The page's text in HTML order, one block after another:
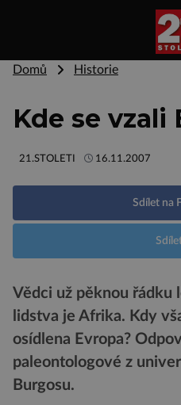
Domů Historie
Kde se vzali
21.STOLETI 16.11.2007
Sdílet na
Vědci už pěknou řádku
lidstva je Afrika. Kdy
osídlena Evropa?
paleontologové z
Burgosu.